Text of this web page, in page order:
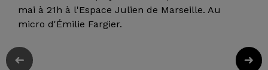
mai à 21h à l'Espace Julien de Marseille. Au
micro d'Émilie Fargier.